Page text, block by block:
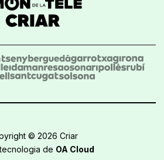
© 2026 Criar
de OA Cloud